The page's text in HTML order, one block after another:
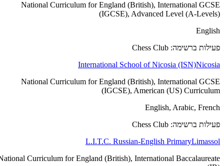
National Curriculum for England (British), International GCSE
(IGCSE), Advanced Level (A-Levels)
English
פעילות ברשימה: Chess Club
International School of Nicosia (ISN)Nicosia
National Curriculum for England (British), International GCSE
(IGCSE), American (US) Curriculum
English, Arabic, French
פעילות ברשימה: Chess Club
L.I.T.C. Russian-English PrimaryLimassol
National Curriculum for England (British), International Baccalaureate